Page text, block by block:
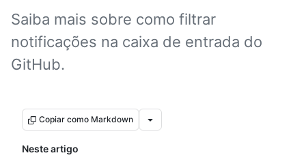
Saiba mais sobre como filtrar
notificações na caixa de entrada do
GitHub.
Copiar como Markdown
Neste artigo